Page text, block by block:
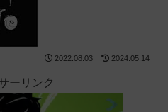
2022.08.03 2024.05.14
ーリンク